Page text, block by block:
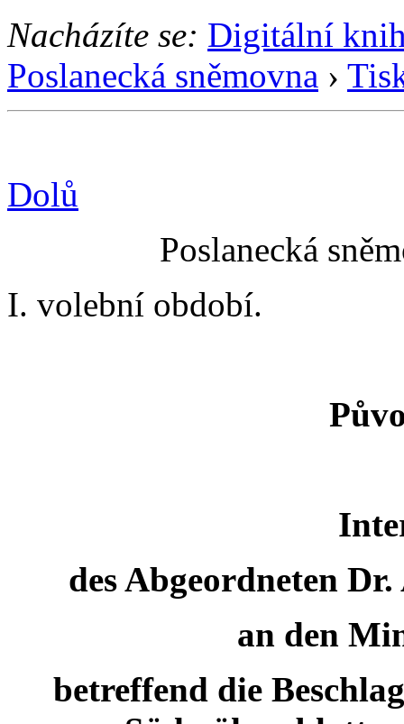
Nacházíte se: Digitální
Poslanecká sněmovna ›
Dolů
Poslanecká
I. volební období.
des Abgeordneten
an den
betreffend die